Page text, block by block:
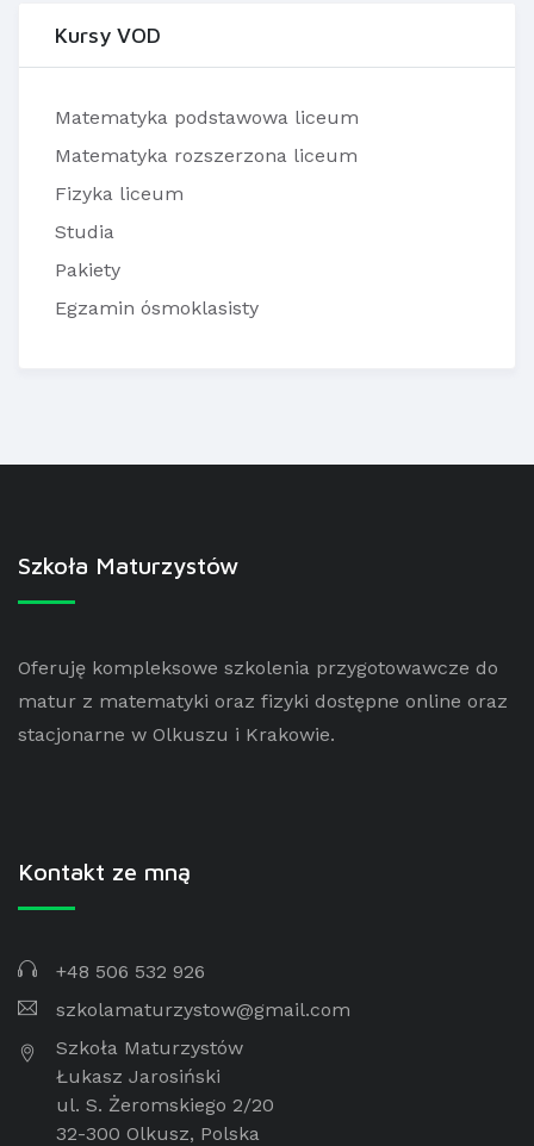
Kursy VOD
Matematyka podstawowa liceum
Matematyka rozszerzona liceum
Fizyka liceum
Studia
Pakiety
Egzamin ósmoklasisty
Szkoła Maturzystów
Oferuję kompleksowe szkolenia przygotowawcze do
matur z matematyki oraz fizyki dostępne online oraz
stacjonarne w Olkuszu i Krakowie.
Kontakt ze mną
+48 506 532 926
szkolamaturzystow@gmail.com
Szkoła Maturzystów
Łukasz Jarosiński
ul. S. Żeromskiego 2/20
32-300 Olkusz, Polska